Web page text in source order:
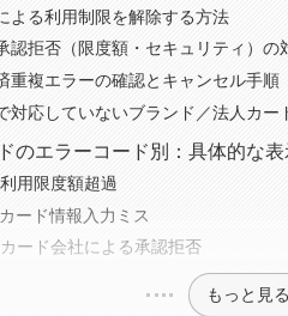
よる利用制限を解除する方法
認拒否（限度額・セキュリティ）の
重複エラーの確認とキャンセル手順
対応していないブランド／法人カー
のエラーコード別：具体的な
用限度額超過
ード情報入力ミス
ード会社による承認拒否
もっと見る